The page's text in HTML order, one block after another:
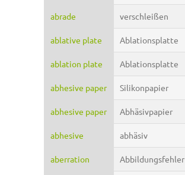
abrade verschleißen
ablative plate Ablationsplatte
ablation plate Ablationsplatte
abhesive paper Silikonpapier
abhesive paper Abhäsivpapier
abhesive abhäsiv
aberration Abbildungsfehler